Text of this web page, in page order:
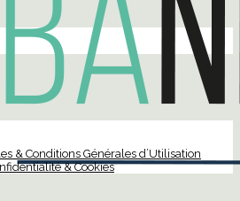
& Conditions Générales d’Utilisation
& Cookies